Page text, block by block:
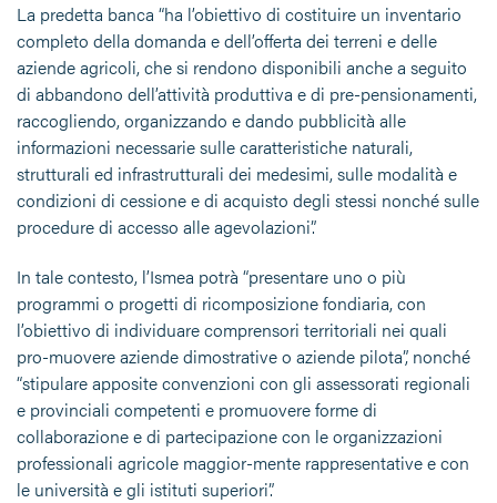
La predetta banca “ha l’obiettivo di costituire un inventario
completo della domanda e dell’offerta dei terreni e delle
aziende agricoli, che si rendono disponibili anche a seguito
di abbandono dell’attività produttiva e di pre-pensionamenti,
raccogliendo, organizzando e dando pubblicità alle
informazioni necessarie sulle caratteristiche naturali,
strutturali ed infrastrutturali dei medesimi, sulle modalità e
condizioni di cessione e di acquisto degli stessi nonché sulle
procedure di accesso alle agevolazioni”.
In tale contesto, l’Ismea potrà “presentare uno o più
programmi o progetti di ricomposizione fondiaria, con
l’obiettivo di individuare comprensori territoriali nei quali
pro-muovere aziende dimostrative o aziende pilota”, nonché
“stipulare apposite convenzioni con gli assessorati regionali
e provinciali competenti e promuovere forme di
collaborazione e di partecipazione con le organizzazioni
professionali agricole maggior-mente rappresentative e con
le università e gli istituti superiori”.